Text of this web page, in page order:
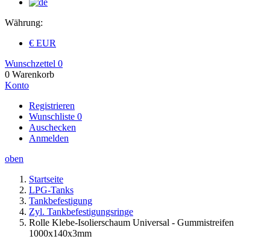
Währung:
€ EUR
Wunschzettel 0
0 Warenkorb
Konto
Registrieren
Wunschliste 0
Auschecken
Anmelden
oben
Startseite
LPG-Tanks
Tankbefestigung
Zyl. Tankbefestigungsringe
Rolle Klebe-Isolierschaum Universal - Gummistreifen
1000x140x3mm